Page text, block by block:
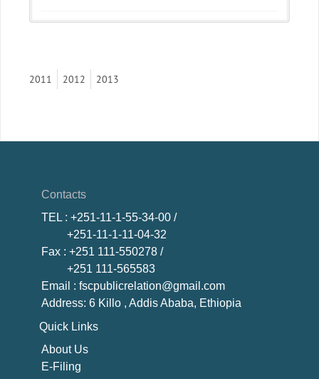
2011 2012 2013
Contacts
TEL : +251-11-1-55-34-00 /
+251-11-1-11-04-32
Fax : +251 111-550278 /
+251 111-565583
Email : fscpublicrelation@gmail.com
Address: 6 Killo , Addis Ababa, Ethiopia
Quick Links
About Us
E-Filing